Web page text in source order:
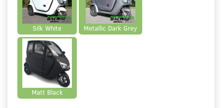
Silk White Metallic Dark Grey
Matt Black